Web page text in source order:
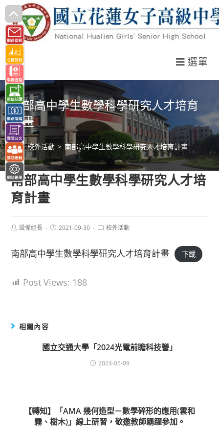
跳
轉
至
主
要
內
容
選單
南部高中學生數學科學研究人才培育
計畫
> 校外活動 > 南部高中學生數學科學研究人才培育計畫
南部高中學生數學科學研究人才培
育計畫
Post設備組長
Post2021-09-30
Post校外活動
南部高中學生數學科學研究人才培育計畫 下載
Post Views: 188
相關內容
國立交通大學「2024光電前瞻科技營」
2024-05-09
【轉知】「AMA 幾何造型－數學碎形的應用(雲和
霧、樹木)」線上研習，敬邀教師踴躍參加。